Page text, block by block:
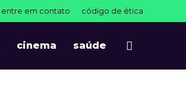
entre em contato código de ética
cinema saúde